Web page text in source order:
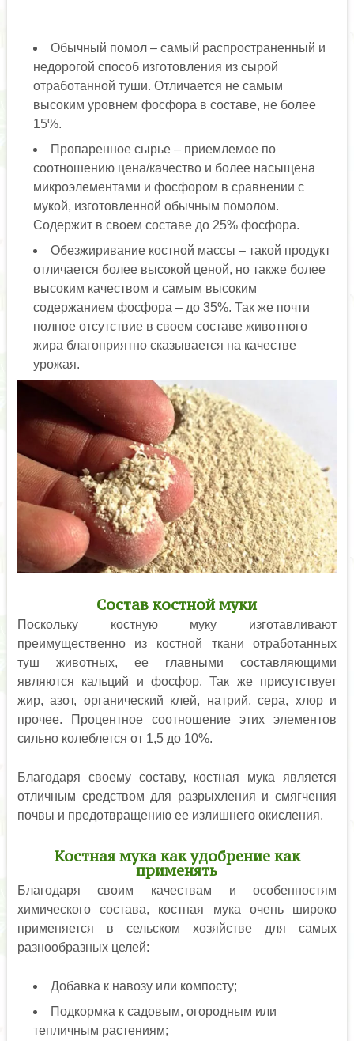
Обычный помол – самый распространенный и
недорогой способ изготовления из сырой
отработанной туши. Отличается не самым
высоким уровнем фосфора в составе, не более
15%.
Пропаренное сырье – приемлемое по
соотношению цена/качество и более насыщена
микроэлементами и фосфором в сравнении с
мукой, изготовленной обычным помолом.
Содержит в своем составе до 25% фосфора.
Обезжиривание костной массы – такой продукт
отличается более высокой ценой, но также более
высоким качеством и самым высоким
содержанием фосфора – до 35%. Так же почти
полное отсутствие в своем составе животного
жира благоприятно сказывается на качестве
урожая.
Состав костной муки
Поскольку костную муку изготавливают
преимущественно из костной ткани отработанных
туш животных, ее главными составляющими
являются кальций и фосфор. Так же присутствует
жир, азот, органический клей, натрий, сера, хлор и
прочее. Процентное соотношение этих элементов
сильно колеблется от 1,5 до 10%.
Благодаря своему составу, костная мука является
отличным средством для разрыхления и смягчения
почвы и предотвращению ее излишнего окисления.
Костная мука как удобрение как
применять
Благодаря своим качествам и особенностям
химического состава, костная мука очень широко
применяется в сельском хозяйстве для самых
разнообразных целей:
Добавка к навозу или компосту;
Подкормка к садовым, огородным или
тепличным растениям;